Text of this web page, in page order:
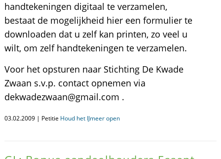
handtekeningen digitaal te verzamelen,
bestaat de mogelijkheid hier een formulier te
downloaden dat u zelf kan printen, zo veel u
wilt, om zelf handtekeningen te verzamelen.
Voor het opsturen naar Stichting De Kwade
Zwaan s.v.p. contact opnemen via
dekwadezwaan@gmail.com .
03.02.2009 | Petitie Houd het IJmeer open